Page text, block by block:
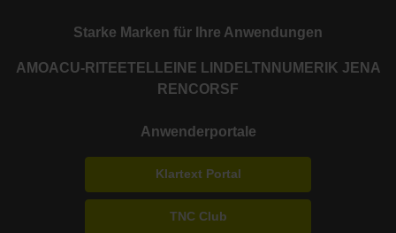
Starke Marken für Ihre Anwendungen
AMOACU-RITE ETEL LEINE LINDE LTN NUMERIK JENA
RENCORSF
Anwenderportale
Klartext Portal
TNC Club